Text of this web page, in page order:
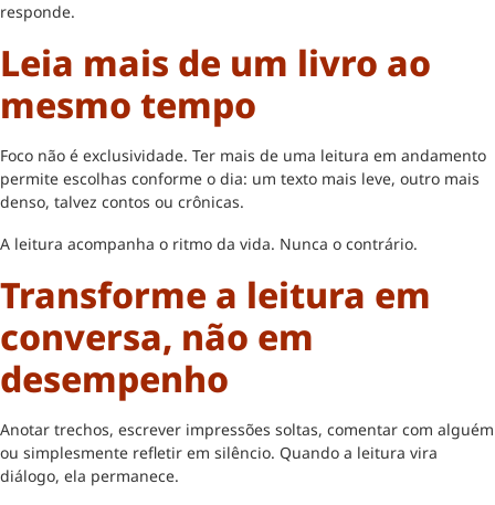
responde.
Leia mais de um livro ao
mesmo tempo
Foco não é exclusividade. Ter mais de uma leitura em andamento
permite escolhas conforme o dia: um texto mais leve, outro mais
denso, talvez contos ou crônicas.
A leitura acompanha o ritmo da vida. Nunca o contrário.
Transforme a leitura em
conversa, não em
desempenho
Anotar trechos, escrever impressões soltas, comentar com alguém
ou simplesmente refletir em silêncio. Quando a leitura vira
diálogo, ela permanece.